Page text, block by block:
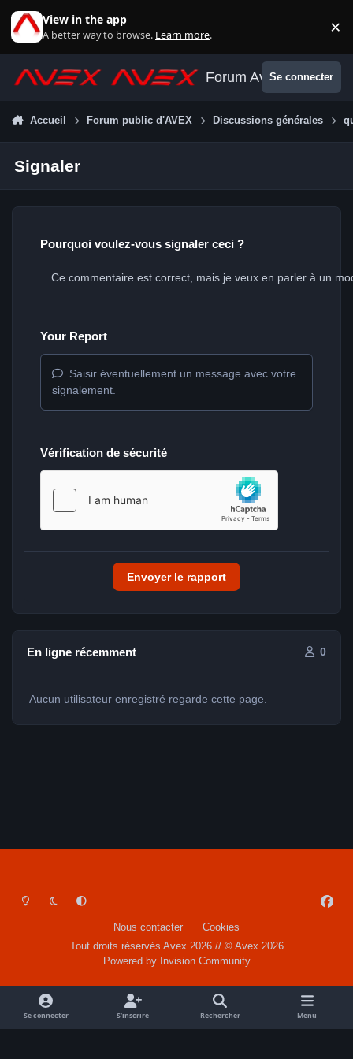
View in the app
A better way to browse. Learn more. ×
Forum AvexSe connecter
Accueil Forum public d'AVEX Discussions générales
Signaler
Pourquoi voulez-vous signaler ceci ?
Your Report
Saisir éventuellement un message avec votre
signalement.
Vérification de sécurité
Envoyer le rapport
En ligne récemment 0
Aucun utilisateur enregistré regarde cette page.
Light ModeDark ModeSystem Preference
a
o
k
Nous contacter
Cookies
Tout droits réservés Avex 2026 // © Avex 2026
Powered by Invision Community
Se connecter S’inscrire Rechercher Menu